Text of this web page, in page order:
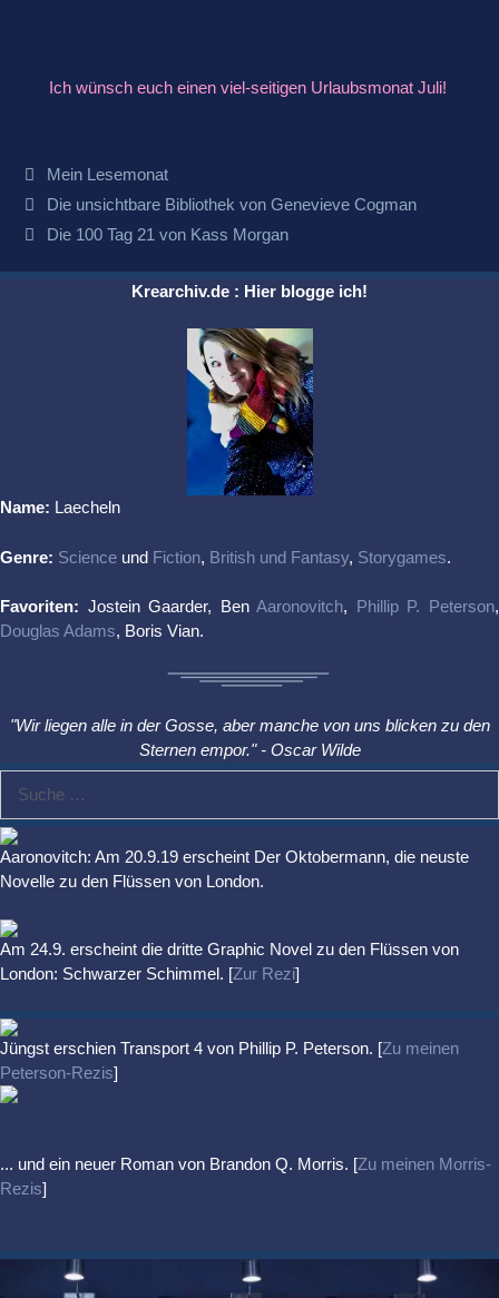
Ich wünsch euch einen viel-seitigen Urlaubsmonat Juli!
Kategorien
Mein Lesemonat
Beitrags-
Navigation
Die unsichtbare Bibliothek von Genevieve Cogman
Die 100 Tag 21 von Kass Morgan
Krearchiv.de : Hier blogge ich!
Name: Laecheln
Genre: Science und Fiction, British und Fantasy, Storygames.
Favoriten: Jostein Gaarder, BenAaronovitch, Phillip P. Peterson,
Douglas Adams, Boris Vian.
"Wir liegen alle in der Gosse, aber manche von uns blicken zu den
Sternen empor." - Oscar Wilde
nach:
Aaronovitch: Am 20.9.19 erscheint Der Oktobermann, die neuste
Novelle zu den Flüssen von London.
Am 24.9. erscheint die dritte Graphic Novel zu den Flüssen von
London: Schwarzer Schimmel. [Zur Rezi]
Jüngst erschien Transport 4 von Phillip P. Peterson. [Zu meinen
Peterson-Rezis]
... und ein neuer Roman von Brandon Q. Morris. [Zu meinen Morris-
Rezis]